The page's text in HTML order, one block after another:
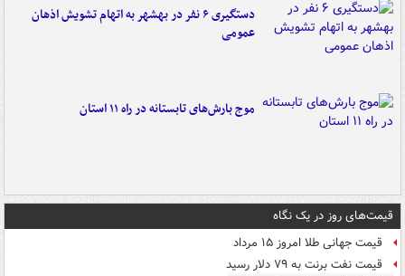
دستگیری ۶ نفر در بهشهر به اتهام تشویش اذهان
عمومی
موج بارش‌های تابستانه در راه ۱۱ استان
قیمت‌های روز در یک نگاه
قیمت جهانی طلا امروز ۱۵ مرداد
قیمت نفت برنت به ۷۹ دلار رسید